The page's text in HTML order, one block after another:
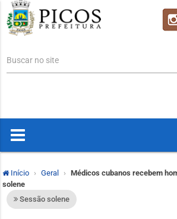
Buscar no site
Início Geral
Médicos cubanos recebem
solene
Sessão solene